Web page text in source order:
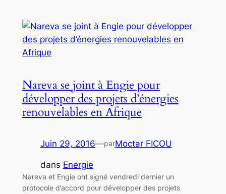
Nareva se joint à Engie pour
développer des projets d’énergies
renouvelables en Afrique
Juin 29, 2016—parMoctar FICOU
dans Energie
Nareva et Engie ont signé vendredi dernier un
protocole d’accord pour développer des projets